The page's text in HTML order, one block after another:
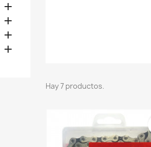




Hay 7 productos.